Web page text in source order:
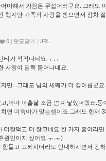
마해서 가끔은 무섭더라구요. 그래도
했지만 가족의 사랑을 받으면서 점차
0 댓글달기 URL
티가 팍팍나네요.ㅜ.ㅜ
사랑이 담뿍 묻어나네요.
만...그래도 님의 세째가 더 경이롭군요.
,아마 아홉달 조금 넘겨 낳았더랬죠.
면 미숙아가 맞는셈이죠.그래도 현재
더잘먹고 더 잘크네요.한 가지 흠이라
원인이지 싶어요.ㅜ.ㅜ)
들고 고되시더라도 인내하시면서 강